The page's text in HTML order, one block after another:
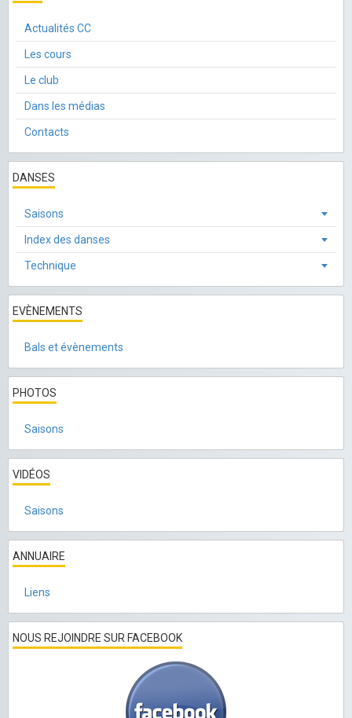
Actualités CC
Les cours
Le club
Dans les médias
Contacts
DANSES
Saisons
Index des danses
Technique
EVÈNEMENTS
Bals et évènements
PHOTOS
Saisons
VIDÉOS
Saisons
ANNUAIRE
Liens
NOUS REJOINDRE SUR FACEBOOK